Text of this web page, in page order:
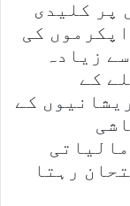
پر کلیدی
کی
زیادہ
کے
کے
رہتا